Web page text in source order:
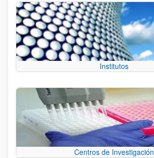
Institutos
Centros de Investigación